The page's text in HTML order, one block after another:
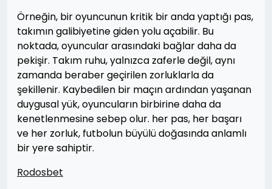
Örneğin, bir oyuncunun kritik bir anda yaptığı pas,
takımın galibiyetine giden yolu açabilir. Bu
noktada, oyuncular arasındaki bağlar daha da
pekişir. Takım ruhu, yalnızca zaferle değil, aynı
zamanda beraber geçirilen zorluklarla da
şekillenir. Kaybedilen bir maçın ardından yaşanan
duygusal yük, oyuncuların birbirine daha da
kenetlenmesine sebep olur. her pas, her başarı
ve her zorluk, futbolun büyülü doğasında anlamlı
bir yere sahiptir.
Rodosbet